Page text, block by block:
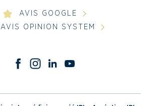
AVIS GOOGLE
AVIS OPINION SYSTEM